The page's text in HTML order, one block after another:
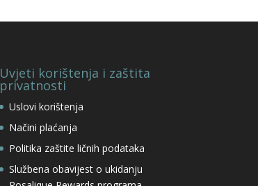
Uvjeti korištenja i zaštita
privatnosti
Uslovi korištenja
Načini plaćanja
Politika zaštite ličnih podataka
Službena obavijest o ukidanju